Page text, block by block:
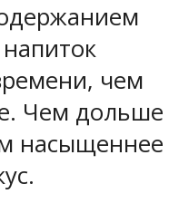
чем
Чем дольше
насыщеннее